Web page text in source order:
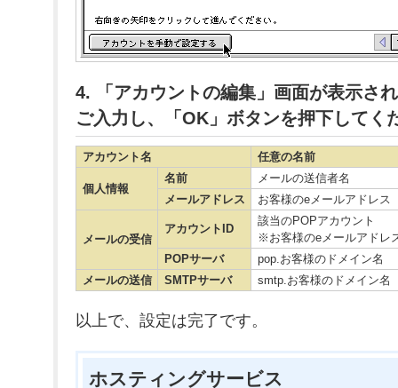
4. 「アカウントの編集」画面が表示さ
ご入力し、「OK」ボタンを押下してく
アカウント名 任意の名前
個人情報
名前
メールの送信者名
メールアドレス
お客様のeメールアドレス
メールの受信
アカウントID
該当のPOPアカウント
※お客様のeメールアドレ
POPサーバ
pop.お客様のドメイン名
メールの送信
SMTPサーバ smtp.お客様のドメイン名
以上で、設定は完了です。
ホスティングサービス